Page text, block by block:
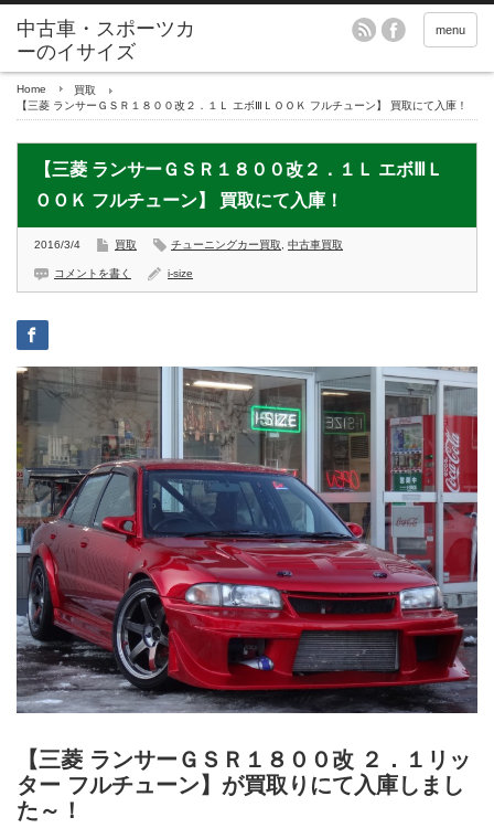
menu
Home
買取
【三菱 ランサーＧＳＲ１８００改２．１Ｌ エボⅢＬＯＯＫ フルチューン】 買取にて入庫！
【三菱 ランサーＧＳＲ１８００改２．１Ｌ エボⅢＬ
ＯＯＫ フルチューン】 買取にて入庫！
2016/3/4 買取 チューニングカー買取 中古車買取
コメントを書く i-size
【三菱 ランサーＧＳＲ１８００改 ２．１リッ
ター フルチューン】が買取りにて入庫しまし
た～！